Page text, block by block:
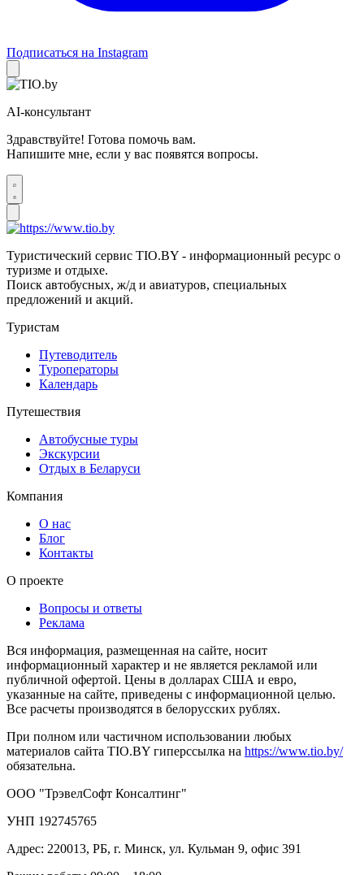
Подписаться на Instagram
AI-консультант
Здравствуйте! Готова помочь вам.
Напишите мне, если у вас появятся вопросы.
Туристический сервис TIO.BY - информационный ресурс о
туризме и отдыхе.
Поиск автобусных, ж/д и авиатуров, специальных
предложений и акций.
Туристам
Путеводитель
Туроператоры
Календарь
Путешествия
Автобусные туры
Экскурсии
Отдых в Беларуси
Компания
О нас
Блог
Контакты
О проекте
Вопросы и ответы
Реклама
Вся информация, размещенная на сайте, носит
информационный характер и не является рекламой или
публичной офертой. Цены в долларах США и евро,
указанные на сайте, приведены с информационной целью.
Все расчеты производятся в белорусских рублях.
При полном или частичном использовании любых
материалов сайта TIO.BY гиперссылка на https://www.tio.by/
обязательна.
ООО "ТрэвелСофт Консалтинг"
УНП 192745765
Адрес: 220013, РБ, г. Минск, ул. Кульман 9, офис 391